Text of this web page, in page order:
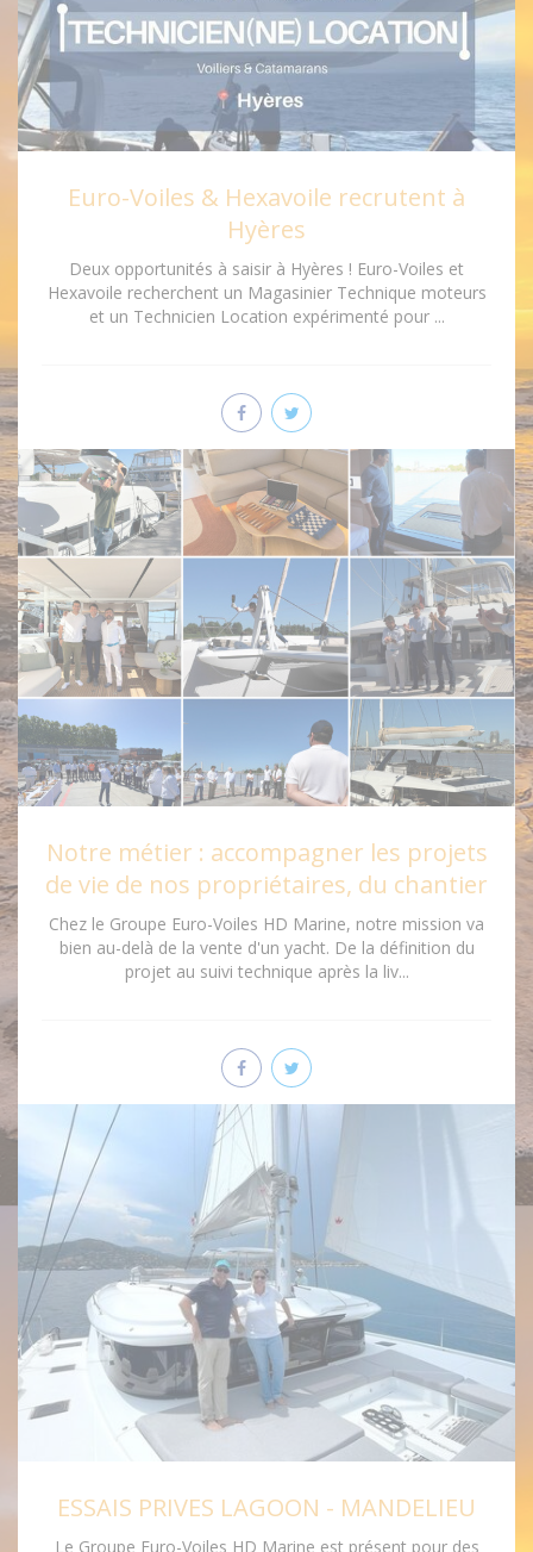
Euro-Voiles & Hexavoile recrutent à
Hyères
Deux opportunités à saisir à Hyères ! Euro-Voiles et
Hexavoile recherchent un Magasinier Technique moteurs
et un Technicien Location expérimenté pour ...
Notre métier : accompagner les projets
de vie de nos propriétaires, du chantier
Chez le Groupe Euro-Voiles HD Marine, notre mission va
bien au-delà de la vente d'un yacht. De la définition du
projet au suivi technique après la liv...
ESSAIS PRIVES LAGOON - MANDELIEU
Le Groupe Euro-Voiles HD Marine est présent pour des